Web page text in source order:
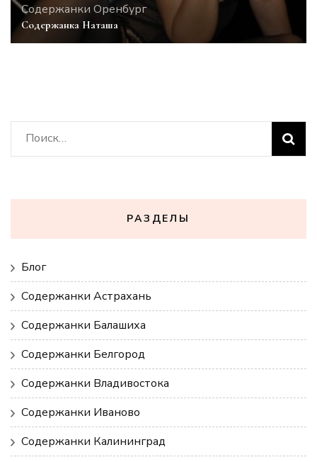
Содержанки Оренбург
Содержанка Наташа
Найти:
РАЗДЕЛЫ
Блог
Содержанки Астрахань
Содержанки Балашиха
Содержанки Белгород
Содержанки Владивостока
Содержанки Иваново
Содержанки Калининград